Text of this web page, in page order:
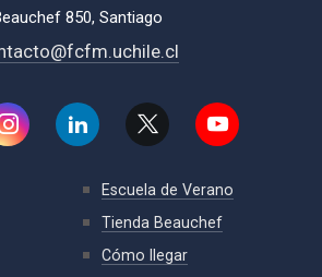
850, Santiago
Escuela de Verano
Tienda Beauchef
Cómo llegar